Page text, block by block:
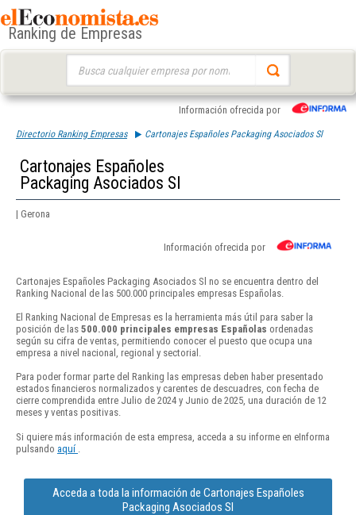
Ranking de Empresas
Información ofrecida por
Directorio Ranking Empresas Cartonajes Españoles Packaging Asociados Sl
Cartonajes Españoles
Packaging Asociados Sl
| Gerona
Información ofrecida por
Cartonajes Españoles Packaging Asociados Sl no se encuentra dentro del
Ranking Nacional de las 500.000 principales empresas Españolas.
El Ranking Nacional de Empresas es la herramienta más útil para saber la
posición de las 500.000 principales empresas Españolas ordenadas
según su cifra de ventas, permitiendo conocer el puesto que ocupa una
empresa a nivel nacional, regional y sectorial.
Para poder formar parte del Ranking las empresas deben haber presentado
estados financieros normalizados y carentes de descuadres, con fecha de
cierre comprendida entre Julio de 2024 y Junio de 2025, una duración de 12
meses y ventas positivas.
Si quiere más información de esta empresa, acceda a su informe en eInforma
pulsando aquí
Acceda a toda la información de Cartonajes Españoles
Packaging Asociados Sl